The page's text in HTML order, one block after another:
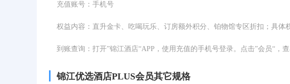
充值账号：手机号
权益内容：直升金卡、吃喝玩乐、订房额外积分、铂物馆专区折扣；具体
到账查询：打开”锦江酒店“APP，使用充值的手机号登录。点击”会员“，
锦江优选酒店PLUS会员其它规格